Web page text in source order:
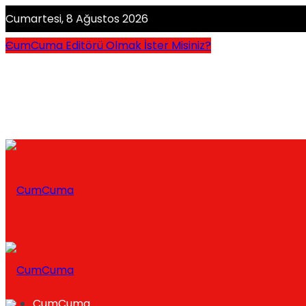
Cumartesi, 8 Ağustos 2026
CumCuma Editörü Olmak İster Misiniz?